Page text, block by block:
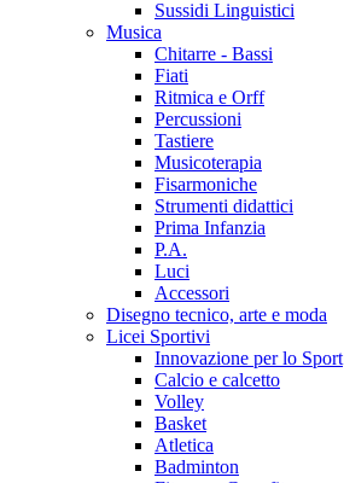
Sussidi Linguistici
Musica
Chitarre - Bassi
Fiati
Ritmica e Orff
Percussioni
Tastiere
Musicoterapia
Fisarmoniche
Strumenti didattici
Prima Infanzia
P.A.
Luci
Accessori
Disegno tecnico, arte e moda
Licei Sportivi
Innovazione per lo Sport
Calcio e calcetto
Volley
Basket
Atletica
Badminton